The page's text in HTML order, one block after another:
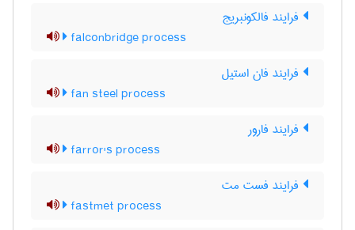
فرایند فالکونبریج
falconbridge process
فرایند فان استیل
fan steel process
فرایند فارور
farror's process
فرایند فست مت
fastmet process